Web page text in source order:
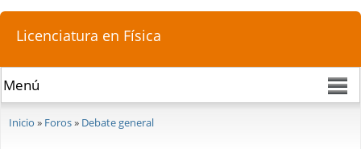
Licenciatura en Física
Inicio » Foros» Debate general